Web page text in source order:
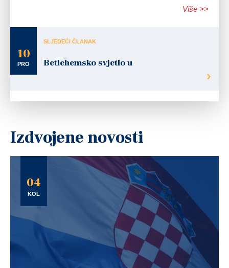
Više >>
10
PRO
SLJEDEĆI ČLANAK
Betlehemsko svjetlo u
Izdvojene novosti
04
KOL